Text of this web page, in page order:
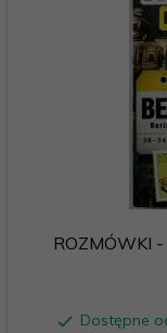
ROZMÓWKI
Dostępne